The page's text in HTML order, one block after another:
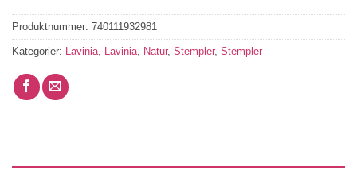
Produktnummer: 740111932981
Kategorier: Lavinia Lavinia Natur, Stempler, Stempler